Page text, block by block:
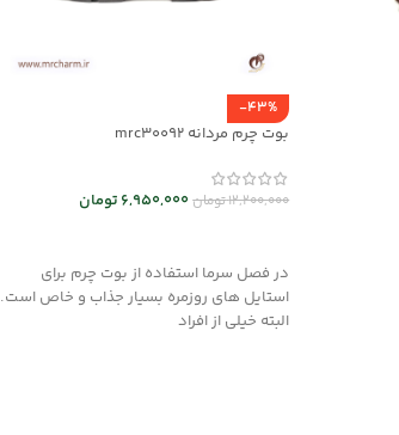
-43%
بوت چرم مردانه mrc30092
12,200,000تومان6,950,000 تومان
در فصل سرما استفاده از بوت چرم برای
استایل های روزمره بسیار جذاب و خاص است.
البته خیلی از افراد